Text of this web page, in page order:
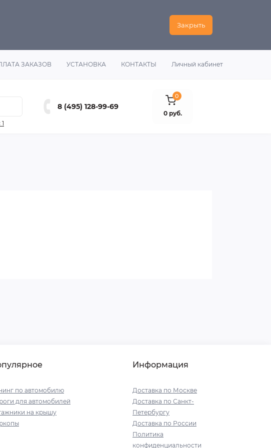
Закрыть
ЗАКАЗОВ УСТАНОВКА КОНТАКТЫ Личный кабинет
8 (495) 128-99-69
0
0 руб.
по автомобилю
для автомобилей
на крышу
Информация
Доставка по Москве
Доставка по Санкт-
Петербургу
Доставка по России
Политика
конфиденциальности